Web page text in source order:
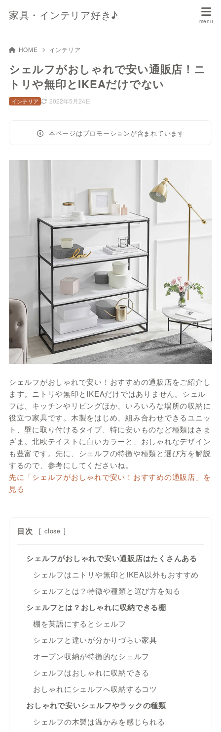
家具・インテリア好き♪
HOME インテリア
シェルフがおしゃれで安い通販店！ニ
トリや無印とIKEAだけでない
2022年5月24日
インテリア
本ページはプロモーションが含まれています
シェルフがおしゃれで安い！おすすめの通販店をご紹介し
ます。ニトリや無印とIKEAだけではありません。シェル
フは、キッチンやリビングほか、いろいろな場所の収納に
役立つ家具です。木製をはじめ、組み合わせできるユニッ
ト、壁に取り付けるタイプ、特に安いものなど種類はさま
ざま。北欧テイストに白いカラーと、おしゃれなデザイン
も豊富です。先に、シェルフの特徴や種類と選び方を解説
するので、参考にしてくださいね。
先に「シェルフがおしゃれで安い！おすすめの通販店」を
見る
目次 [ close ]
シェルフがおしゃれで安い通販店はたくさんある
シェルフはニトリや無印とIKEA以外もおすすめ
シェルフとは？特徴や種類と選び方を知る
シェルフとは？おしゃれに収納できる棚
棚を英語にするとシェルフ
シェルフと違いが分かりづらい家具
オープン収納が特徴的なシェルフ
シェルフはおしゃれに収納できる
おしゃれにシェルフへ収納するコツ
おしゃれで安いシェルフやラックの種類
シェルフの木製は温かみを感じられる